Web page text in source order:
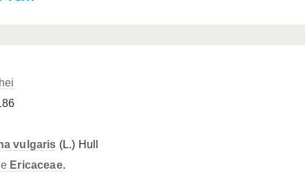
vulgaris (L.) Hull
Ericaceae.